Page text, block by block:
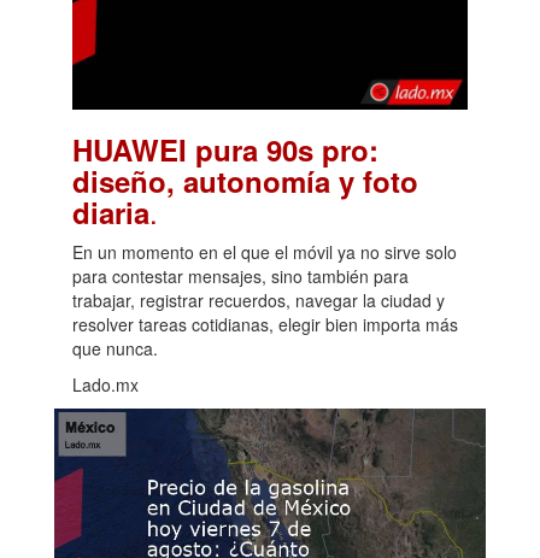
HUAWEI pura 90s pro:
diseño, autonomía y foto
diaria.
En un momento en el que el móvil ya no sirve solo
para contestar mensajes, sino también para
trabajar, registrar recuerdos, navegar la ciudad y
resolver tareas cotidianas, elegir bien importa más
que nunca.
Lado.mx